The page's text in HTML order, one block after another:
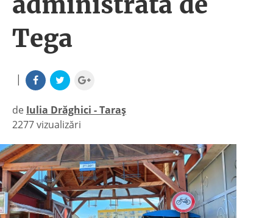
Tega
|
de Iulia Drăghici - Taraș
|
2277 vizualizări